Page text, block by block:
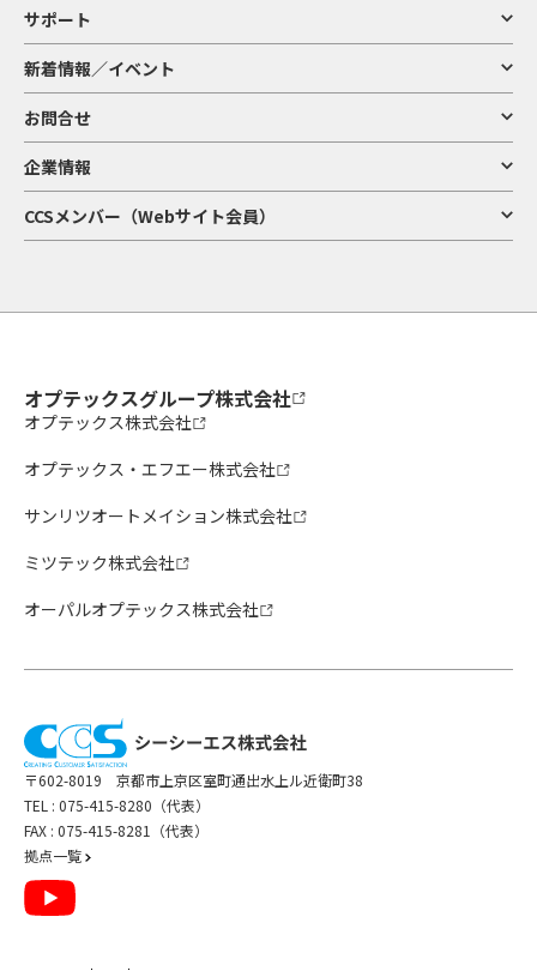
サポート
新着情報／イベント
お問合せ
企業情報
CCSメンバー（Webサイト会員）
オプテックスグループ株式会社
オプテックス株式会社
オプテックス・エフエー株式会社
サンリツオートメイション株式会社
ミツテック株式会社
オーパルオプテックス株式会社
〒602-8019 京都市上京区室町通出水上ル近衛町38
TEL : 075-415-8280（代表）
FAX : 075-415-8281（代表）
拠点一覧